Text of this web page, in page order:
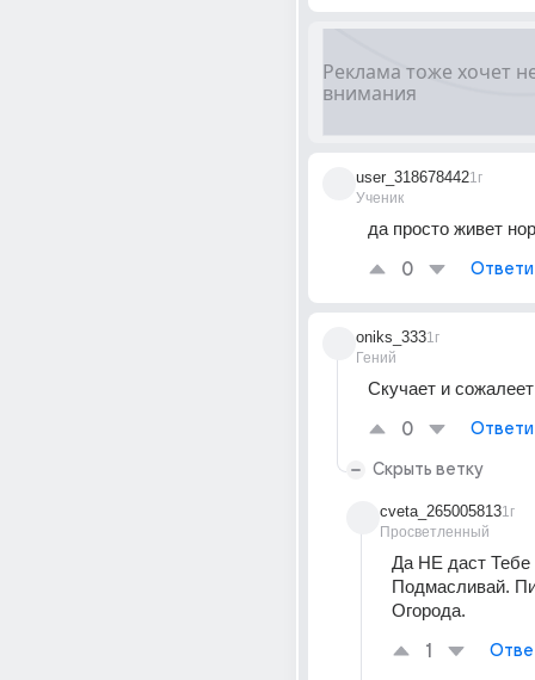
user_318678442
Ученик
1г
да просто живет
0
oniks_333
Гений
1г
Скучает и
0
Скрыть ветку
cveta_265005813
Просветленный
1г
Да НЕ даст Тебе
Подмасливай.
Огорода.
1